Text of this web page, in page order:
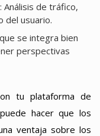
: Análisis de tráfico,
del usuario.
se integra bien
perspectivas
tu plataforma de
hacer que los
ventaja sobre los